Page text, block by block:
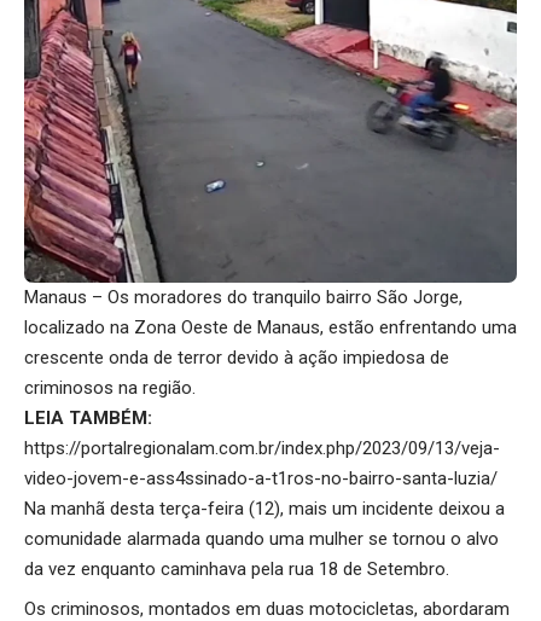
Manaus – Os moradores do tranquilo bairro São Jorge,
localizado na Zona Oeste de Manaus, estão enfrentando uma
crescente onda de terror devido à ação impiedosa de
criminosos na região.
LEIA TAMBÉM:
https://portalregionalam.com.br/index.php/2023/09/13/veja-
video-jovem-e-ass4ssinado-a-t1ros-no-bairro-santa-luzia/
Na manhã desta terça-feira (12), mais um incidente deixou a
comunidade alarmada quando uma mulher se tornou o alvo
da vez enquanto caminhava pela rua 18 de Setembro.
Os criminosos, montados em duas motocicletas, abordaram